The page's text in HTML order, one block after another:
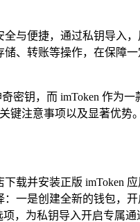
与便捷，通过私钥导入
、转账等操作，在保障
密钥，而 imToken 作为
键注意事项以及显著优势。
载并安装正版 imToken
：一是创建全新的钱包，
，为私钥导入开启专属通